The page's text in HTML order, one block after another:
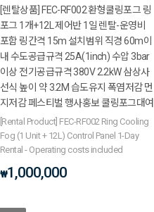
[렌탈상품] FEC-RF002 환형쿨링포그 링
포그 1개+12L 제어반 1일 렌탈-운영비
포함 링간격 15m 설치범위 직경 60m이
내 수도공급규격 25A(1inch) 수압 3bar
이상 전기공급규격 380V 2.2kW 삼상사
선식 높이 약 3.2M 습도유지 폭염저감 먼
지저감 페스티벌 행사홍보 쿨링포그대여
[Rental Product] FEC-RF002 Ring Cooling
Fog (1 Unit + 12L) Control Panel 1-Day
Rental - Operating costs included
₩1,000,000